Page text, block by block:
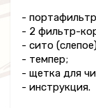
-
- 2 фильтр-
- сито
- темпер;
- щетка для
- инструкция.